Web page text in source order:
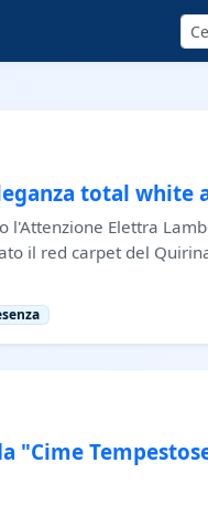
total white
l'Attenzione Elettra
il red carpet del
"Cime